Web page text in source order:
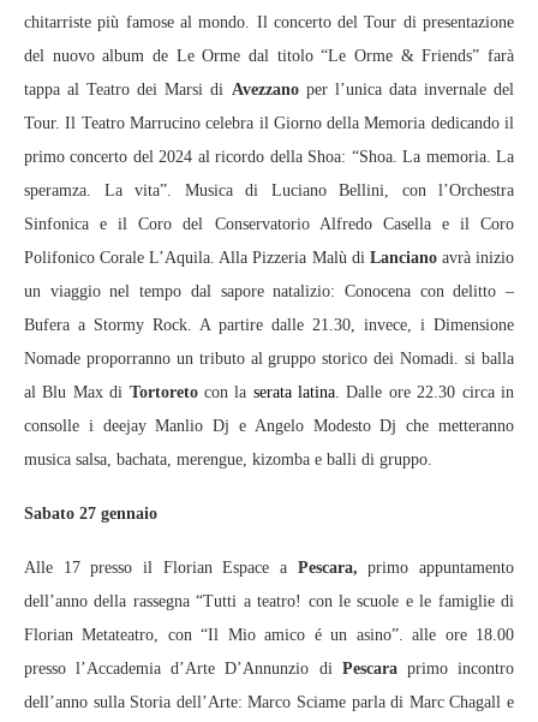
chitarriste più famose al mondo. Il concerto del Tour di presentazione
del nuovo album de Le Orme dal titolo “Le Orme & Friends” farà
tappa al Teatro dei Marsi di Avezzanoper l’unica data invernale del
Tour. Il Teatro Marrucino celebra il Giorno della Memoria dedicando il
primo concerto del 2024 al ricordo della Shoa: “Shoa. La memoria. La
speramza. La vita”. Musica di Luciano Bellini, con l’Orchestra
Sinfonica e il Coro del Conservatorio Alfredo Casella e il Coro
Polifonico Corale L’Aquila. Alla Pizzeria Malù di Lancianoavrà inizio
un viaggio nel tempo dal sapore natalizio: Conocena con delitto –
Bufera a Stormy Rock. A partire dalle 21.30, invece, i Dimensione
Nomade proporranno un tributo al gruppo storico dei Nomadi. si balla
al Blu Max di Tortoretocon la serata latina . Dalle ore 22.30 circa in
consolle i deejay Manlio Dj e Angelo Modesto Dj che metteranno
musica salsa, bachata, merengue, kizomba e balli di gruppo.
Sabato 27 gennaio
Alle 17 presso il Florian Espace a Pescara, primo appuntamento
dell’anno della rassegna “Tutti a teatro! con le scuole e le famiglie di
Florian Metateatro, con “Il Mio amico é un asino”. alle ore 18.00
presso l’Accademia d’Arte D’Annunzio di Pescaraprimo incontro
dell’anno sulla Storia dell’Arte: Marco Sciame parla di Marc Chagall e